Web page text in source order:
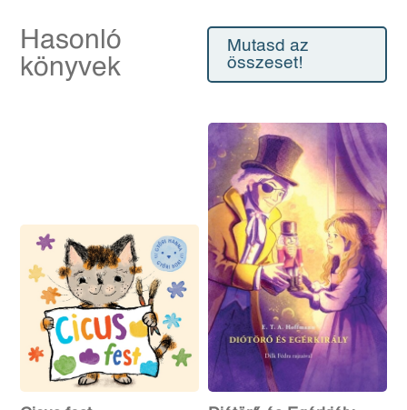
Hasonló
könyvek
Mutasd az
összeset!